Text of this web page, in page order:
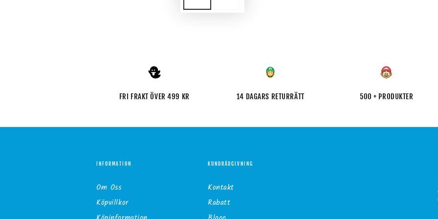
FRI FRAKT ÖVER 499 KR 14 DAGARS RETURRÄTT 500 + PRODUKTER
INFORMATION
Om Oss
Köpvillkor
KUNDRÅDGIVNING
Kontakt
Rabatt